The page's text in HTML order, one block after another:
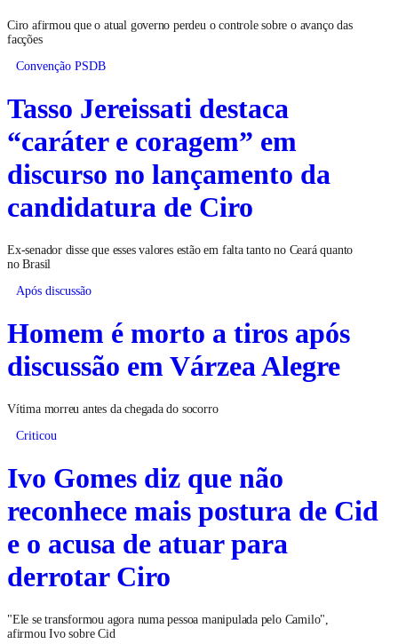
Ciro afirmou que o atual governo perdeu o controle sobre o avanço das
facções
Convenção PSDB
Tasso Jereissati destaca
“caráter e coragem” em
discurso no lançamento da
candidatura de Ciro
Ex-senador disse que esses valores estão em falta tanto no Ceará quanto
no Brasil
Após discussão
Homem é morto a tiros após
discussão em Várzea Alegre
Vítima morreu antes da chegada do socorro
Criticou
Ivo Gomes diz que não
reconhece mais postura de Cid
e o acusa de atuar para
derrotar Ciro
"Ele se transformou agora numa pessoa manipulada pelo Camilo",
afirmou Ivo sobre Cid